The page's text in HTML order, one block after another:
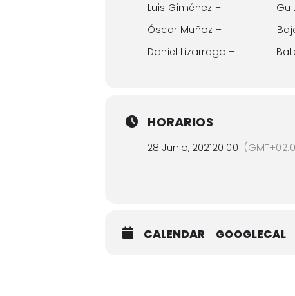
Luis Giménez –
Óscar Muñoz – Bajo
Daniel Lizarraga –
HORARIOS
28 Junio, 202120:00
CALENDAR GOOGLECAL